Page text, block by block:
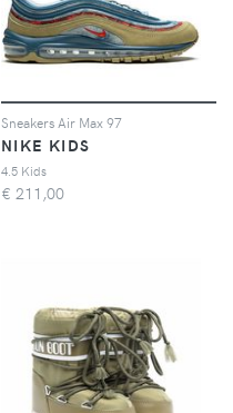
Sneakers Air Max 97
NIKE KIDS
4.5 Kids
€ 211,00